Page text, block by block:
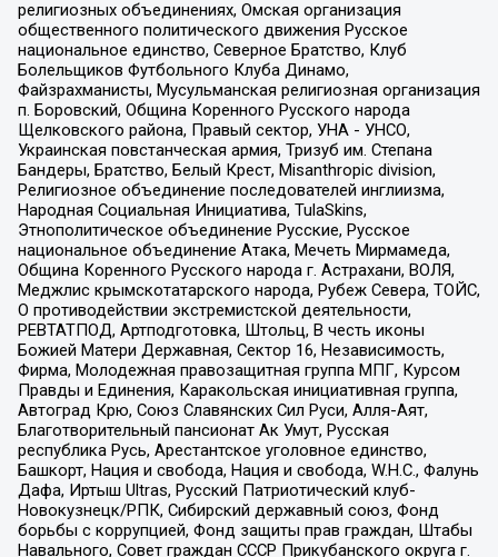
религиозных объединениях, Омская организация
общественного политического движения Русское
национальное единство, Северное Братство, Клуб
Болельщиков Футбольного Клуба Динамо,
Файзрахманисты, Мусульманская религиозная организация
п. Боровский, Община Коренного Русского народа
Щелковского района, Правый сектор, УНА - УНСО,
Украинская повстанческая армия, Тризуб им. Степана
Бандеры, Братство, Белый Крест, Misanthropic division,
Религиозное объединение последователей инглиизма,
Народная Социальная Инициатива, TulaSkins,
Этнополитическое объединение Русские, Русское
национальное объединение Атака, Мечеть Мирмамеда,
Община Коренного Русского народа г. Астрахани, ВОЛЯ,
Меджлис крымскотатарского народа, Рубеж Севера, ТОЙС,
О противодействии экстремистской деятельности,
РЕВТАТПОД, Артподготовка, Штольц, В честь иконы
Божией Матери Державная, Сектор 16, Независимость,
Фирма, Молодежная правозащитная группа МПГ, Курсом
Правды и Единения, Каракольская инициативная группа,
Автоград Крю, Союз Славянских Сил Руси, Алля-Аят,
Благотворительный пансионат Ак Умут, Русская
республика Русь, Арестантское уголовное единство,
Башкорт, Нация и свобода, Нация и свобода, W.H.С., Фалунь
Дафа, Иртыш Ultras, Русский Патриотический клуб-
Новокузнецк/РПК, Сибирский державный союз, Фонд
борьбы с коррупцией, Фонд защиты прав граждан, Штабы
Навального, Совет граждан СССР Прикубанского округа г.